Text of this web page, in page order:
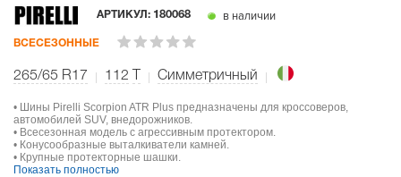
АРТИКУЛ: 180068 в наличии
ВСЕСЕЗОННЫЕ
265/65 R17 112 Симметричный
• Шины Pirelli Scorpion ATR Plus предназначены для кроссоверов,
автомобилей SUV, внедорожников.
• Всесезонная модель с агрессивным протектором.
• Конусообразные выталкиватели камней.
• Крупные протекторные шашки.
Показать полностью